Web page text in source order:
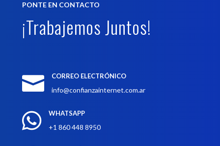
PONTE EN CONTACTO
¡Trabajemos Juntos!
 CORREO ELECTRÓNICO
info@confianzainternet.com.ar
 WHATSAPP
+1 860 448 8950